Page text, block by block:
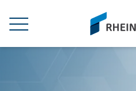
菜单
siteLogo